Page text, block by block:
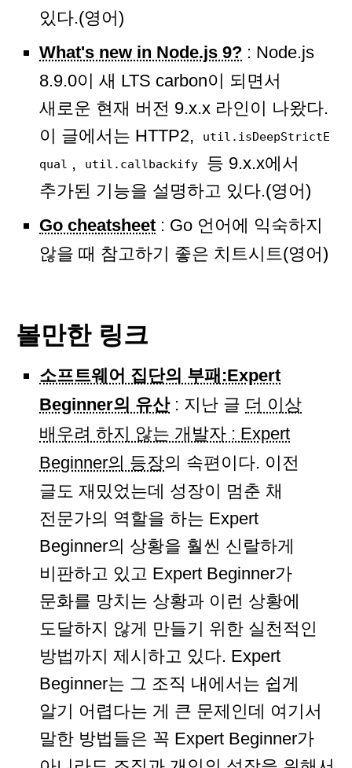
있다.(영어)
What's new in Node.js 9? : Node.js
8.9.0이 새 LTS carbon이 되면서
새로운 현재 버전 9.x.x 라인이 나왔다.
이 글에서는 HTTP2,
util.isDeepStrictE
qual , util.callbackify
등 9.x.x에서
추가된 기능을 설명하고 있다.(영어)
Go cheatsheet : Go 언어에 익숙하지
않을 때 참고하기 좋은 치트시트(영어)
볼만한 링크
소프트웨어 집단의 부패:Expert
Beginner의 유산: 지난 글 더 이상
배우려 하지 않는 개발자 : Expert
Beginner의 등장의 속편이다. 이전
글도 재밌었는데 성장이 멈춘 채
전문가의 역할을 하는 Expert
Beginner의 상황을 훨씬 신랄하게
비판하고 있고 Expert Beginner가
문화를 망치는 상황과 이런 상황에
도달하지 않게 만들기 위한 실천적인
방법까지 제시하고 있다. Expert
Beginner는 그 조직 내에서는 쉽게
알기 어렵다는 게 큰 문제인데 여기서
말한 방법들은 꼭 Expert Beginner가